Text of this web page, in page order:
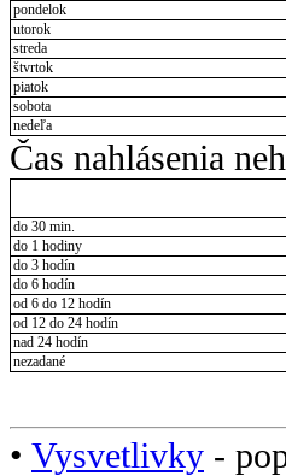
pondelok
utorok
streda
štvrtok
piatok
sobota
nedeľa
Čas nahlásenia
do 30 min.
do 1 hodiny
do 3 hodín
do 6 hodín
od 6 do 12 hodín
od 12 do 24 hodín
nad 24 hodín
nezadané
• Vysvetlivky -